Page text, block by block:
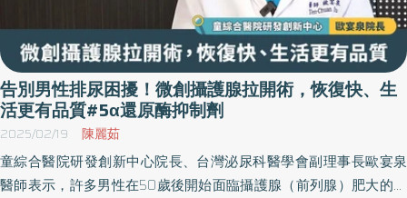
告別男性排尿困擾！微創攝護腺拉開術，恢復快、生
活更有品質#5α還原酶抑制劑
2025/02/19 陳麗茹
童綜合醫院研發創新中心院長、台灣泌尿科醫學會副理事長歐宴泉
醫師表示，許多男性在50歲後開始面臨攝護腺（前列腺）肥大的困